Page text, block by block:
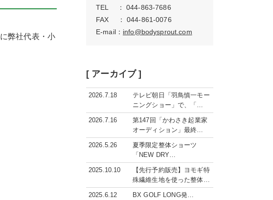
に弊社代表・小
TEL ： 044-863-7686
FAX ： 044-861-0076
E-mail： info@bodysprout.com
[ アーカイブ ]
2026.7.18
テレビ朝日「羽鳥慎一モー
ニングショー」で、「…
2026.7.16
第147回「かわさき起業家
オーディション」最終…
2026.5.26
夏季限定整体ショーツ
「NEW DRY…
2025.10.10
【先行予約販売】ヨモギ特
殊繊維生地を使った整体…
2025.6.12 BX GOLF LONG発…